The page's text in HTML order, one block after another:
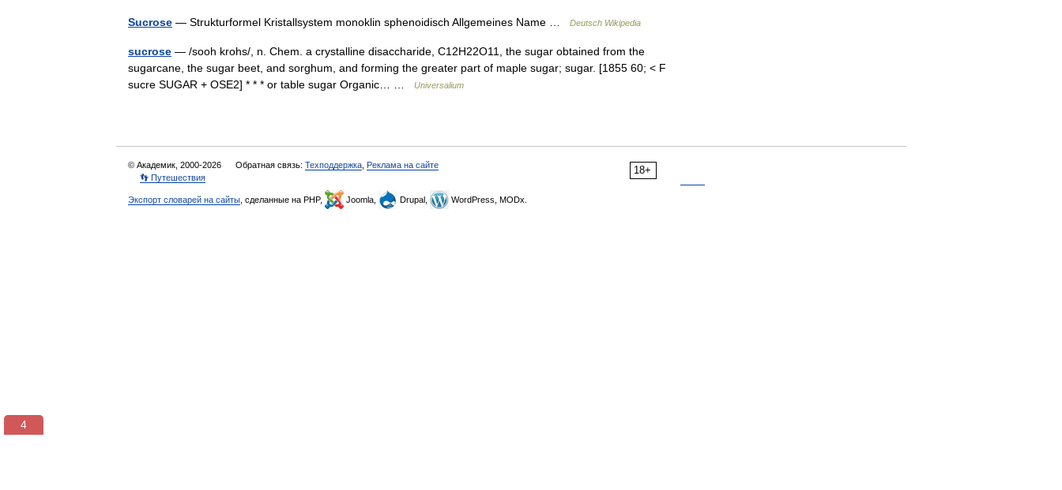
Sucrose — Strukturformel Kristallsystem monoklin sphenoidisch Allgemeines Name … Deutsch Wikipedia
sucrose — /sooh krohs/, n. Chem. a crystalline disaccharide, C12H22O11, the sugar obtained from the
sugarcane, the sugar beet, and sorghum, and forming the greater part of maple sugar; sugar. [1855 60; < F
sucre SUGAR + OSE2] * * * or table sugar Organic… …
Universalium
18+
© Академик, 2000-2026 Обратная связь: Техподдержка Реклама на сайте
👣 Путешествия
Экспорт словарей на сайты , сделанные на PHP, Joomla, Drupal, WordPress, MODx.
3